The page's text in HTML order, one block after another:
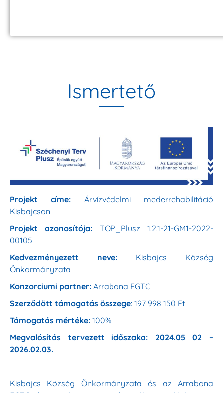
Ismertető
Projekt címe: Árvízvédelmi mederrehabilitáció
Kisbajcson
Projekt azonosítója: TOP_Plusz 1.2.1-21-GM1-2022-
00105
Kedvezményezett neve: Kisbajcs Község
Önkormányzata
Konzorciumi partner: Arrabona EGTC
Szerződött támogatás összege: 197 998 150 Ft
Támogatás mértéke: 100%
Megvalósítás tervezett időszaka: 2024.05 02 –
2026.02.03.
Kisbajcs Község Önkormányzata és az Arrabona